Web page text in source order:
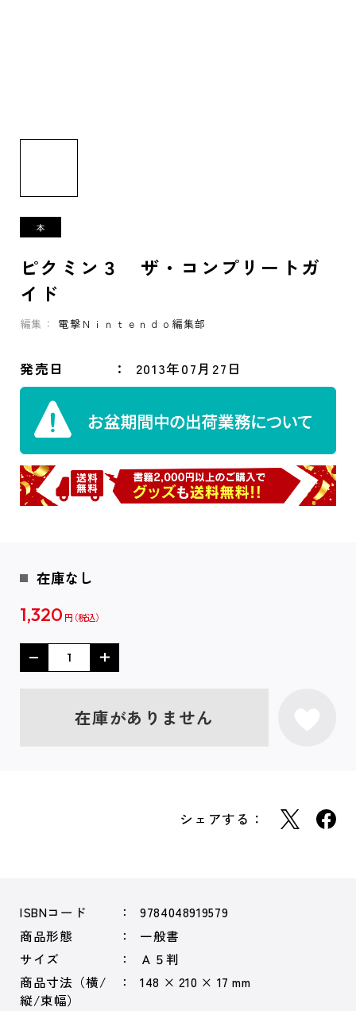
ピクミン３ ザ・コンプリートガ
イド
編集： 電撃Ｎｉｎｔｅｎｄｏ編集部
発売日 2013年07月27日
在庫なし
1,320 円
在庫がありません
シェアする：
ISBNコード
9784048919579
商品形態
一般書
サイズ
Ａ５判
商品寸法（横/
縦/束幅）
148 × 210 × 17 mm